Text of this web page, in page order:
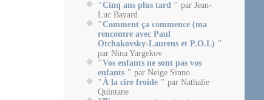
"Cinq ans plus tard " par Jean-
Luc Bayard
"Comment ça commence (ma
rencontre avec Paul
Otchakovsky-Laurens et P.O.L) "
par Nina Yargekov
"Vos enfants ne sont pas vos
enfants " par Neige Sinno
"À la cire froide " par Nathalie
Quintane